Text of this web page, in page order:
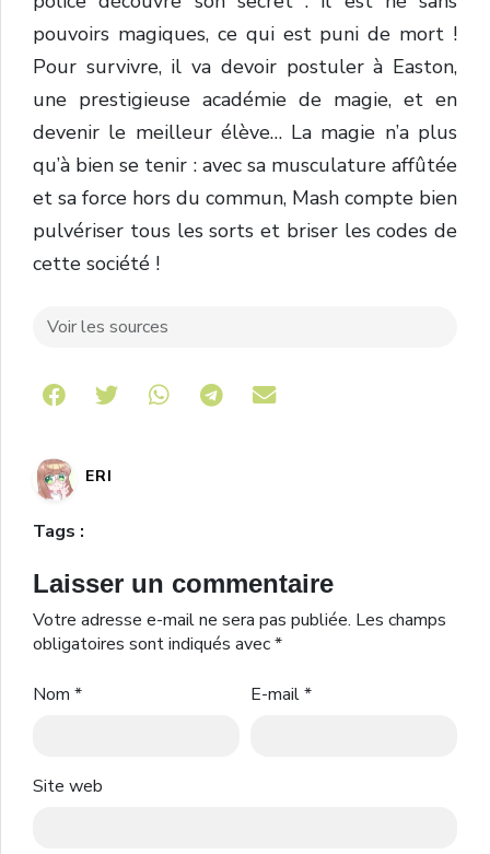
pouvoirs magiques, ce qui est puni de mort !
Pour survivre, il va devoir postuler à Easton,
une prestigieuse académie de magie, et en
devenir le meilleur élève… La magie n’a plus
qu’à bien se tenir : avec sa musculature affûtée
et sa force hors du commun, Mash compte bien
pulvériser tous les sorts et briser les codes de
cette société !
Voir les sources
Share on Telegram
ERI
Tags :
Laisser un commentaire
Votre adresse e-mail ne sera pas publiée. Les champs
obligatoires sont indiqués avec*
Nom * E-mail*
Site web